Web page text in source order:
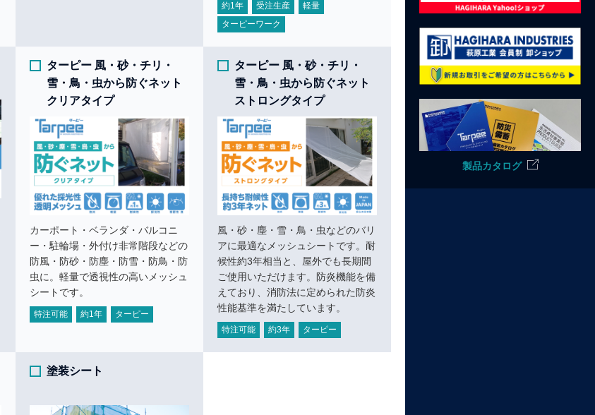
約1年 受注生産
軽量
ターピーワーク
ターピー 風・砂・チリ・
雪・鳥・虫から防ぐネット
クリアタイプ
カーポート・ベランダ・バルコニ
ー・駐輪場・外付け非常階段などの
防風・防砂・防塵・防雪・防鳥・防
虫に。軽量で透視性の高いメッシュ
シートです。
特注可能 約1年 ターピー
ターピー 風・砂・チリ・
雪・鳥・虫から防ぐネット
ストロングタイプ
風・砂・塵・雪・鳥・虫などのバリ
アに最適なメッシュシートです。耐
候性約3年相当と、屋外でも長期間
ご使用いただけます。防炎機能を備
えており、消防法に定められた防炎
性能基準を満たしています。
特注可能 約3年 ターピー
塗装シート
製品カタログ